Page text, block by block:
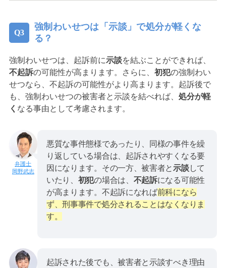
強制わいせつは「示談」で処分が軽くな
る？
強制わいせつは、起訴前に示談を結ぶことができれば、
不起訴の可能性が高まります。さらに、 初犯の強制わい
せつなら、不起訴の可能性がより高まります。起訴後で
も、強制わいせつの被害者と示談を結べれば、 処分が軽
く なる事由として考慮されます。
岡野武志
悪質な事件態様であったり、同様の事件を繰
り返している場合は、起訴されやすくなる要
因になります。その一方、被害者と示談して
いたり、 初犯の場合は、 不起訴になる可能性
が高まります。不起訴になれば前科になら
ず、刑事事件で処分されることはなくなりま
す。
起訴された後でも、被害者と示談すべき理由